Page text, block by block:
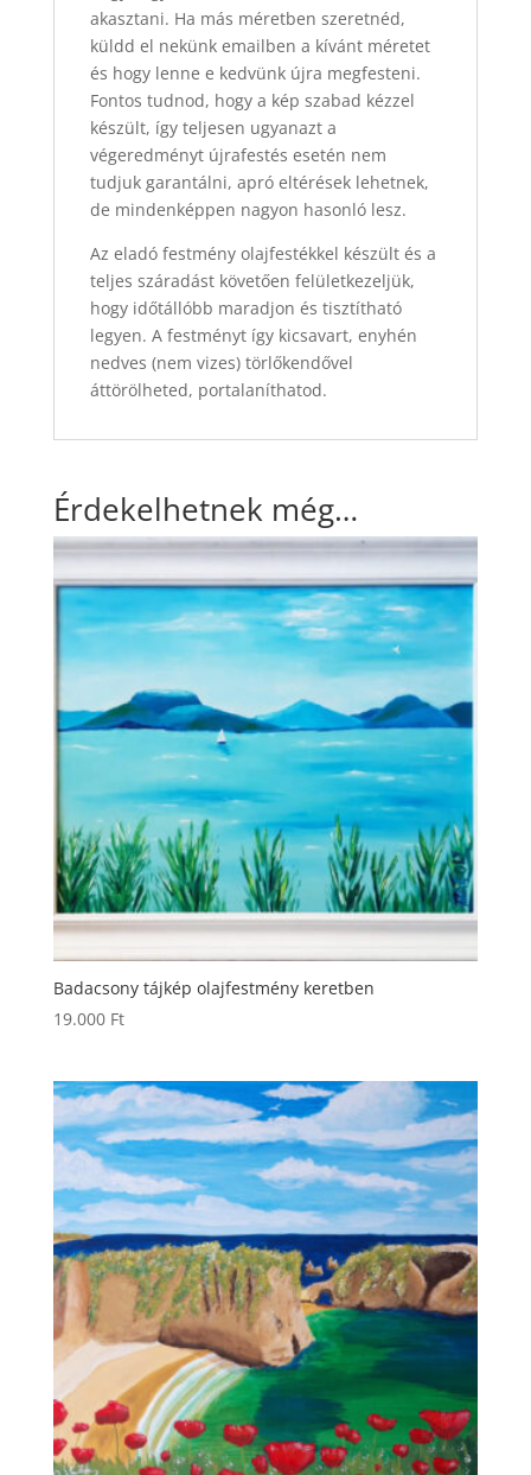
akasztani. Ha más méretben szeretnéd,
küldd el nekünk emailben a kívánt méretet
és hogy lenne e kedvünk újra megfesteni.
Fontos tudnod, hogy a kép szabad kézzel
készült, így teljesen ugyanazt a
végeredményt újrafestés esetén nem
tudjuk garantálni, apró eltérések lehetnek,
de mindenképpen nagyon hasonló lesz.
Az eladó festmény olajfestékkel készült és a
teljes száradást követően felületkezeljük,
hogy időtállóbb maradjon és tisztítható
legyen. A festményt így kicsavart, enyhén
nedves (nem vizes) törlőkendővel
áttörölheted, portalaníthatod.
Érdekelhetnek még…
Badacsony tájkép olajfestmény keretben
19.000 Ft